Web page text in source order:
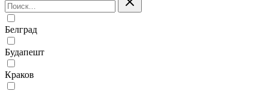
Белград
Будапешт
Краков